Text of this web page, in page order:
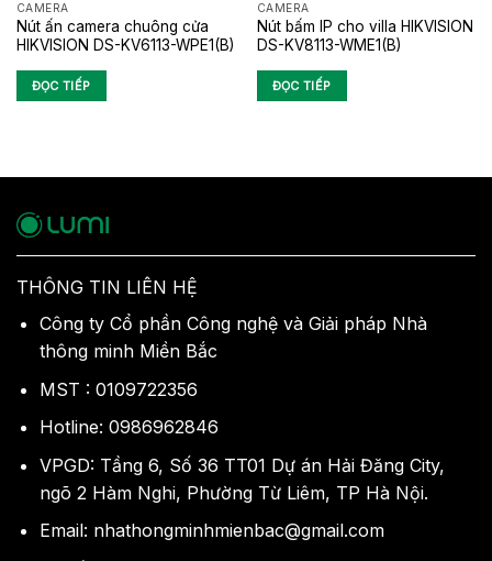
CAMERA
Nút ấn camera chuông cửa
HIKVISION DS-KV6113-WPE1(B)
ĐỌC TIẾP
CAMERA
Nút bấm IP cho villa HIKVISION
DS-KV8113-WME1(B)
ĐỌC TIẾP
THÔNG TIN LIÊN HỆ
Công ty Cổ phần Công nghệ và Giải pháp Nhà
thông minh Miền Bắc
MST : 0109722356
Hotline: 0986962846
VPGD: Tầng 6, Số 36 TT01 Dự án Hải Đăng City,
ngõ 2 Hàm Nghi, Phường Từ Liêm, TP Hà Nội.
Email: nhathongminhmienbac@gmail.com